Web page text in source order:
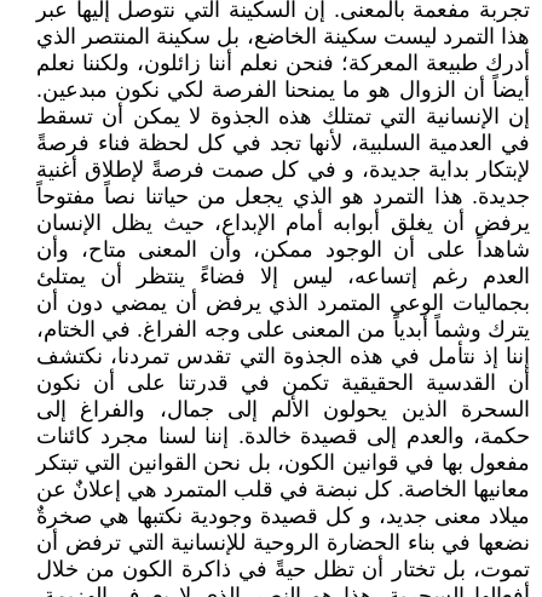
تجربة مفعمة بالمعنى. إن السكينة التي نتوصل إليها عبر
هذا التمرد ليست سكينة الخاضع، بل سكينة المنتصر الذي
أدرك طبيعة المعركة؛ فنحن نعلم أننا زائلون، ولكننا نعلم
أيضاً أن الزوال هو ما يمنحنا الفرصة لكي نكون مبدعين.
إن الإنسانية التي تمتلك هذه الجذوة لا يمكن أن تسقط
في العدمية السلبية، لأنها تجد في كل لحظة فناء فرصةً
لإبتكار بداية جديدة، و في كل صمت فرصةً لإطلاق أغنية
جديدة. هذا التمرد هو الذي يجعل من حياتنا نصاً مفتوحاً
يرفض أن يغلق أبوابه أمام الإبداع، حيث يظل الإنسان
شاهداً على أن الوجود ممكن، وأن المعنى متاح، وأن
العدم رغم إتساعه، ليس إلا فضاءً ينتظر أن يمتلئ
بجماليات الوعي المتمرد الذي يرفض أن يمضي دون أن
يترك وشماً أبدياً من المعنى على وجه الفراغ. في الختام،
إننا إذ نتأمل في هذه الجذوة التي تقدس تمردنا، نكتشف
أن القدسية الحقيقية تكمن في قدرتنا على أن نكون
السحرة الذين يحولون الألم إلى جمال، والفراغ إلى
حكمة، والعدم إلى قصيدة خالدة. إننا لسنا مجرد كائنات
مفعول بها في قوانين الكون، بل نحن القوانين التي تبتكر
معانيها الخاصة. كل نبضة في قلب المتمرد هي إعلانٌ عن
ميلاد معنى جديد، و كل قصيدة وجودية نكتبها هي صخرةٌ
نضعها في بناء الحضارة الروحية للإنسانية التي ترفض أن
تموت، بل تختار أن تظل حيةً في ذاكرة الكون من خلال